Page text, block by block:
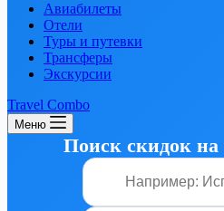
Авиабилеты
Отели
Туры и путевки
Трансферы
Экскурсии
Travel Combo
Меню
Поиск скидок на